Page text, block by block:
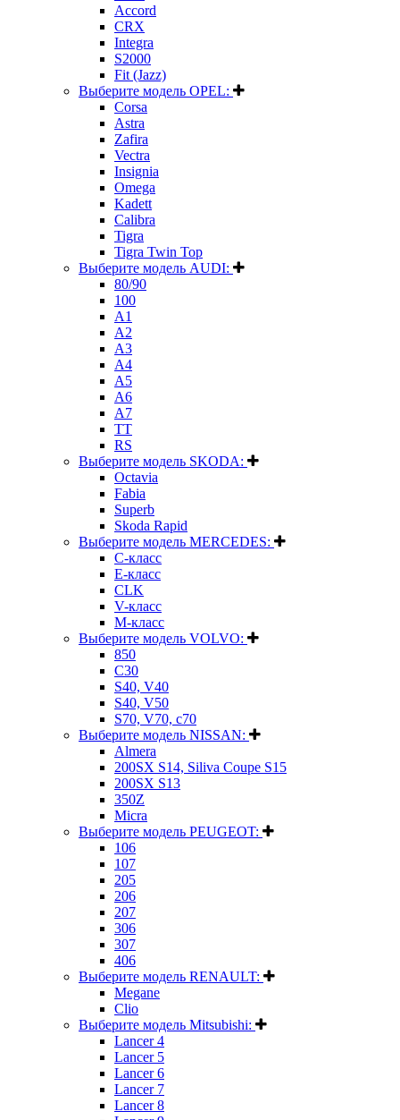
Accord
CRX
Integra
S2000
Fit (Jazz)
Выберите модель OPEL:
Corsa
Astra
Zafira
Vectra
Insignia
Omega
Kadett
Calibra
Tigra
Tigra Twin Top
Выберите модель AUDI:
80/90
100
A1
A2
A3
A4
A5
A6
A7
TT
RS
Выберите модель SKODA:
Octavia
Fabia
Superb
Skoda Rapid
Выберите модель MERCEDES:
C-класс
E-класс
CLK
V-класс
M-класс
Выберите модель VOLVO:
850
C30
S40, V40
S40, V50
S70, V70, c70
Выберите модель NISSAN:
Almera
200SX S14, Siliva Coupe S15
200SX S13
350Z
Micra
Выберите модель PEUGEOT:
106
107
205
206
207
306
307
406
Выберите модель RENAULT:
Megane
Clio
Выберите модель Mitsubishi:
Lancer 4
Lancer 5
Lancer 6
Lancer 7
Lancer 8